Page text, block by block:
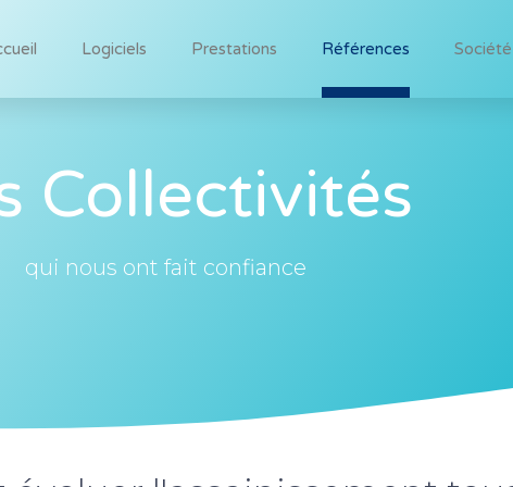
Logiciels Prestations Références Société
Collectivités
qui nous ont fait confiance